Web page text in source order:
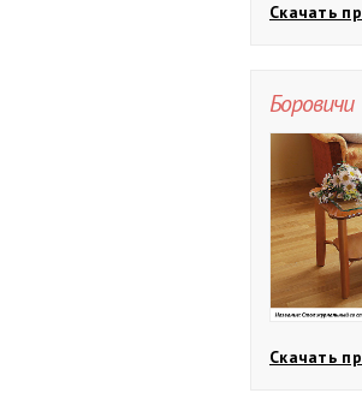
Скачать
Боровичи
Скачать